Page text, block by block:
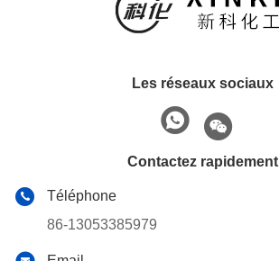
Les réseaux sociaux
Contactez rapidement
Téléphone
86-13053385979